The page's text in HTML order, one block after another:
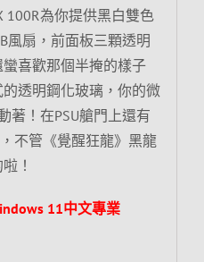
100R為你提供黑白雙色
風扇，前面板三顆透明
喜歡那個半掩的樣子
透明鋼化玻璃，你的微
著！在PSU艙門上還有
不管《覺醒狂龍》黑龍
！
11中文專業